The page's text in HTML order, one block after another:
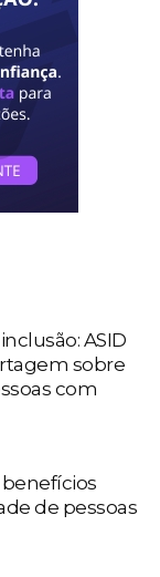
ASID
sobre
com
de pessoas